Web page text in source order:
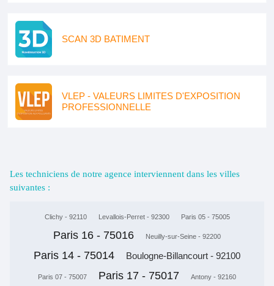
SCAN 3D BATIMENT
VLEP - VALEURS LIMITES D'EXPOSITION
PROFESSIONNELLE
Les techniciens de notre agence interviennent dans les villes
suivantes :
Clichy - 92110 Levallois-Perret - 92300 Paris 05 - 75005
Paris 16 - 75016 Neuilly-sur-Seine - 92200
Paris 14 - 75014 Boulogne-Billancourt - 92100
Paris 07 - 75007 Paris 17 - 75017 Antony - 92160